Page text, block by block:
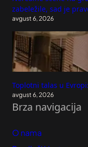
zabeležile, sad je
avgust 6, 2026
Toplotni talas u
avgust 6, 2026
Brza navigacija
O nama